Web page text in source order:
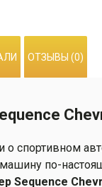
ОТЗЫВЫ (0)
о спортивном
по-
Sequence